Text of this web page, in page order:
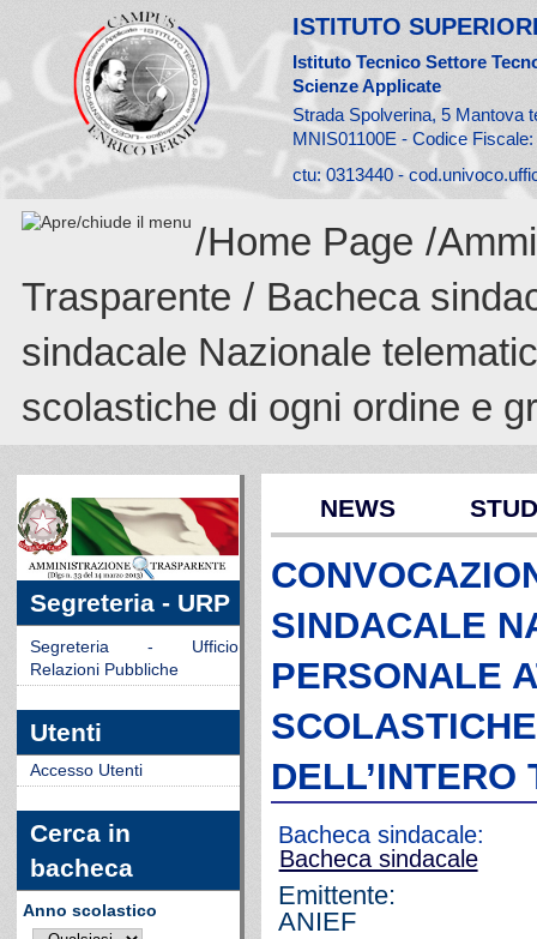
ISTITUTO
Istituto Tecnico Settore
Scienze Applicate
Strada Spolverina, 5 Mantova
MNIS01100E - Codice
ctu: 0313440 -
/Home Page /
Trasparente / Bacheca
sindacale Nazionale
scolastiche di ogni ordine e
Segreteria - URP
Segreteria - Ufficio
Relazioni Pubbliche
Utenti
Accesso Utenti
Cerca in
bacheca
Anno scolastico
NEWS
SINDACALE
PERSONALE
Bacheca sindacale:
Bacheca sindacale
Emittente:
ANIEF